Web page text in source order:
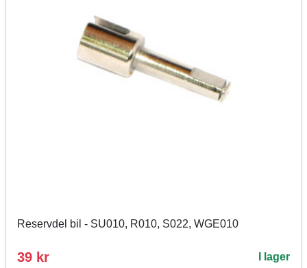
Reservdel bil - SU010, R010, S022, WGE010
39 kr I lager